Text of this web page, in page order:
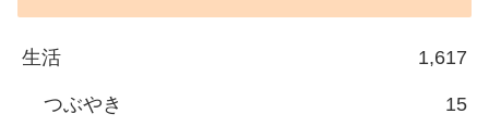
生活 1,617
つぶやき 15